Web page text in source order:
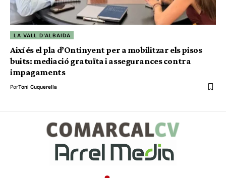
LA VALL D'ALBAIDA
Així és el pla d’Ontinyent per a mobilitzar els pisos
buits: mediació gratuïta i assegurances contra
impagaments
PorToni Cuquerella